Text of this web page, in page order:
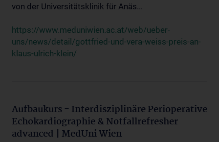
von der Universitätsklinik für Anäs...
https://www.meduniwien.ac.at/web/ueber-
uns/news/detail/gottfried-und-vera-weiss-preis-an-
klaus-ulrich-klein/
Aufbaukurs - Interdisziplinäre Perioperative
Echokardiographie & Notfallrefresher
advanced | MedUni Wien